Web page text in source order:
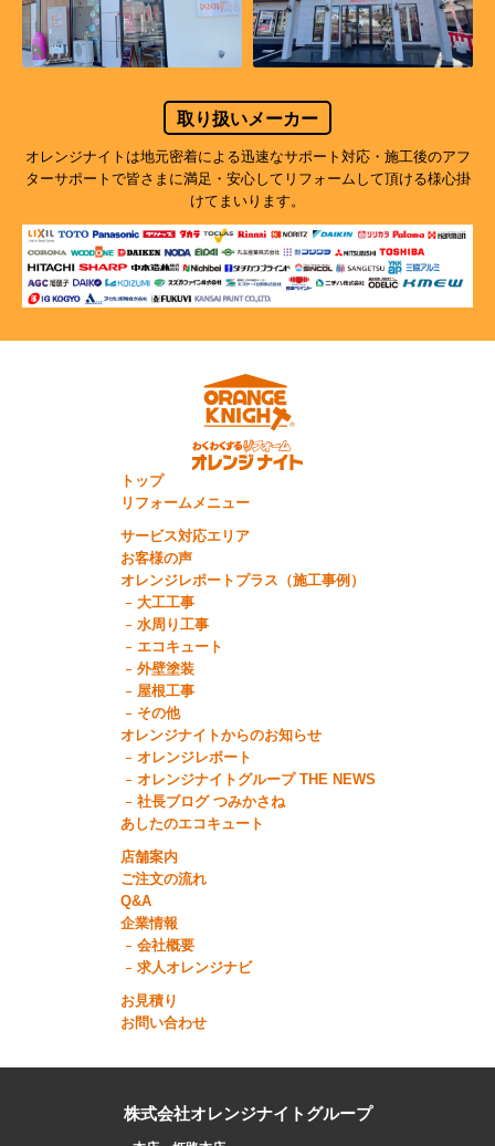
取り扱いメーカー
オレンジナイトは地元密着による迅速なサポート対応・施工後のアフ
ターサポートで皆さまに満足・安心してリフォームして頂ける様心掛
けてまいります。
トップ
リフォームメニュー
サービス対応エリア
お客様の声
オレンジレポートプラス（施工事例）
大工工事
水周り工事
エコキュート
外壁塗装
屋根工事
その他
オレンジナイトからのお知らせ
オレンジレポート
オレンジナイトグループ THE NEWS
社長ブログ つみかさね
あしたのエコキュート
店舗案内
ご注文の流れ
Q&A
企業情報
会社概要
求人オレンジナビ
お見積り
お問い合わせ
株式会社オレンジナイトグループ